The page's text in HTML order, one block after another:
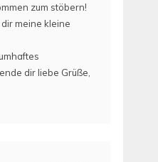
zum stöbern!
meine kleine
dir liebe Grüße,